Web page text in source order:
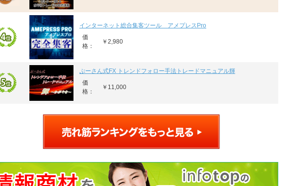
インターネット総合集客ツール アメプレスPro
価
格：
￥2,980
ぷーさん式FX トレンドフォロー手法トレードマニュアル輝
価
格：
￥11,000